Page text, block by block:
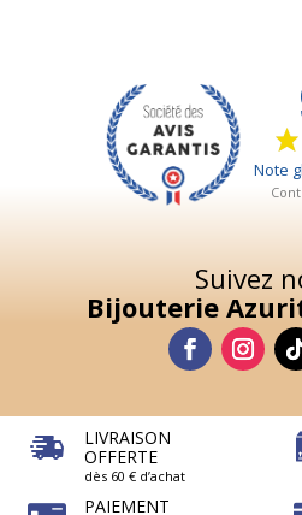
Suivez
Bijouterie
LIVRAISON
OFFERTE
dès 60 € d’achat
PAIEMENT